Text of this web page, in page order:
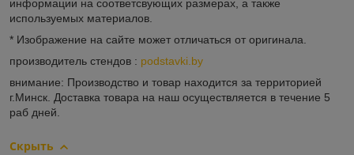
информации на соответсвующих размерах, а также
используемых материалов.
* Изображение на сайте может отличаться от оригинала.
производитель стендов : podstavki.by
внимание: Производство и товар находится за территорией
г.Минск. Доставка товара на наш осуществляется в течение 5
раб дней.
Скрыть